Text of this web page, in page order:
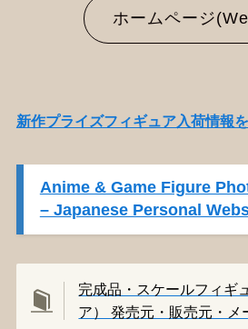
ホームページ
新作プライズフィギュア入荷情報
Anime & Game Figure
– Japanese Personal
完成品・スケールフィギ
ア） 発売元・販売元・メ